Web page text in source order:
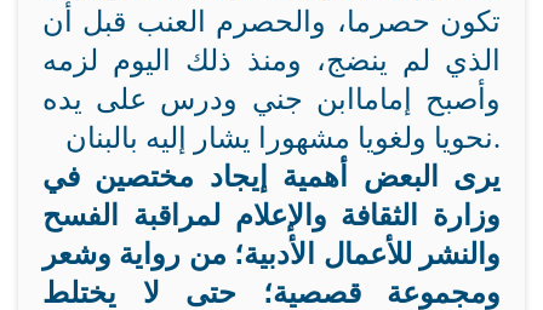
قبل أن تكون حصرما، والحصرم العنب
الذي لم ينضج، ومنذ ذلك اليوم لزمه
ابن جني ودرس على يده وأصبح إماما
نحويا ولغويا مشهورا يشار إليه بالبنان.
يرى البعض أهمية إيجاد مختصين في
وزارة الثقافة والإعلام لمراقبة الفسح
والنشر للأعمال الأدبية؛ من رواية وشعر
ومجموعة قصصية؛ حتى لا يختلط